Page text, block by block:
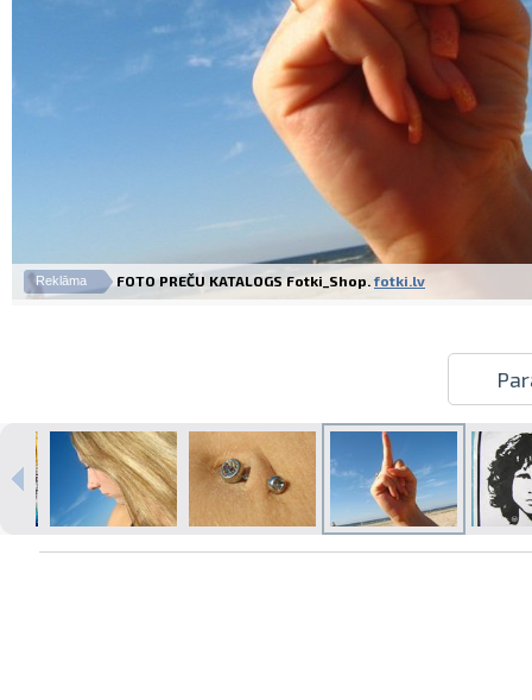
Izdrukas 1h laikā Rīgā – pasūtiet
tiešsaistē
Dažādi formāti un papīra veidi
Reklāma FOTO PREČU KATALOGS Fotki_Shop. fotki.lv